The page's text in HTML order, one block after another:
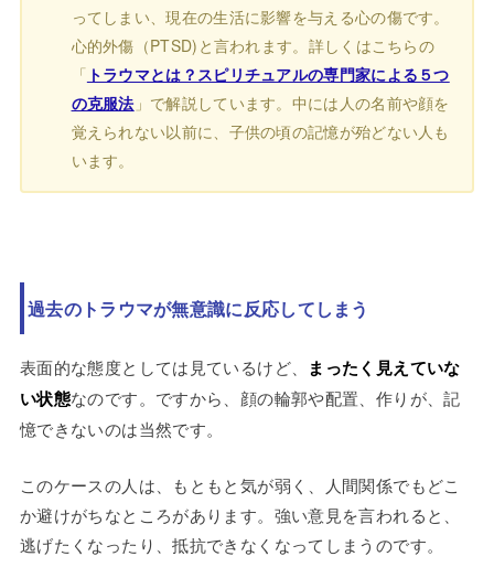
ってしまい、現在の生活に影響を与える心の傷です。
心的外傷（PTSD)と言われます。詳しくはこちらの
「 トラウマとは？スピリチュアルの専門家による５つ
の克服法 」で解説しています。中には人の名前や顔を
覚えられない以前に、子供の頃の記憶が殆どない人も
います。
過去のトラウマが無意識に反応してしまう
表面的な態度としては見ているけど、 まったく見えていな
い状態なのです。ですから、顔の輪郭や配置、作りが、記
憶できないのは当然です。
このケースの人は、もともと気が弱く、人間関係でもどこ
か避けがちなところがあります。強い意見を言われると、
逃げたくなったり、抵抗できなくなってしまうのです。